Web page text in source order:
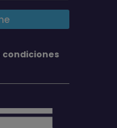
condiciones